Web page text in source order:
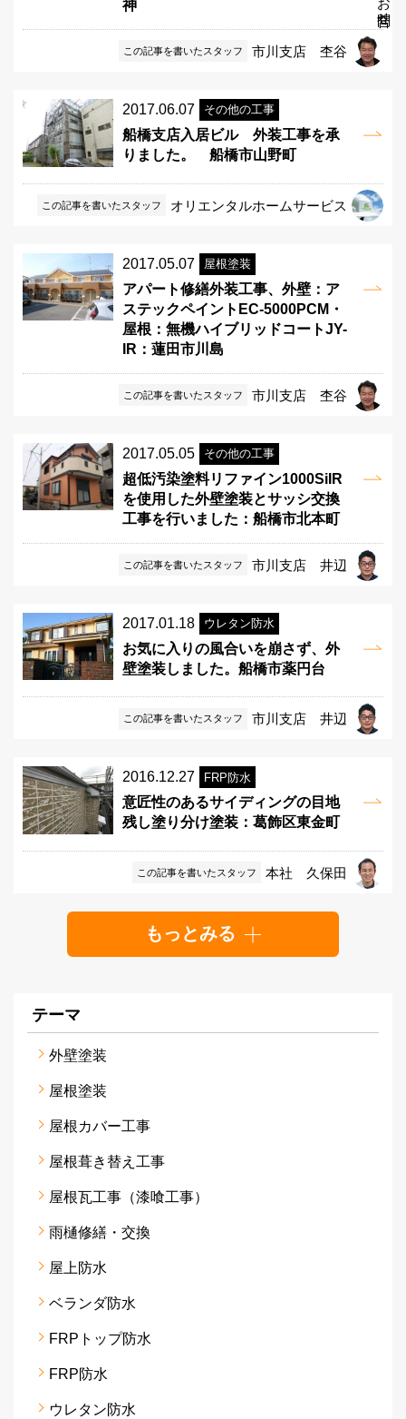
神
この記事を書いたスタッフ 市川支店 杢谷
2017.06.07 その他の工事
船橋支店入居ビル 外装工事を承
りました。 船橋市山野町
この記事を書いたスタッフ オリエンタルホームサービス
2017.05.07 屋根塗装
アパート修繕外装工事、外壁：ア
ステックペイントEC-5000PCM・
屋根：無機ハイブリッドコートJY-
IR：蓮田市川島
この記事を書いたスタッフ 市川支店 杢谷
2017.05.05 その他の工事
超低汚染塗料リファイン1000SiIR
を使用した外壁塗装とサッシ交換
工事を行いました：船橋市北本町
この記事を書いたスタッフ 市川支店 井辺
2017.01.18 ウレタン防水
お気に入りの風合いを崩さず、外
壁塗装しました。船橋市薬円台
この記事を書いたスタッフ 市川支店 井辺
2016.12.27 FRP防水
意匠性のあるサイディングの目地
残し塗り分け塗装：葛飾区東金町
この記事を書いたスタッフ 本社 久保田
もっとみる
テーマ
外壁塗装
屋根塗装
屋根カバー工事
屋根葺き替え工事
屋根瓦工事（漆喰工事）
雨樋修繕・交換
屋上防水
ベランダ防水
FRPトップ防水
FRP防水
ウレタン防水